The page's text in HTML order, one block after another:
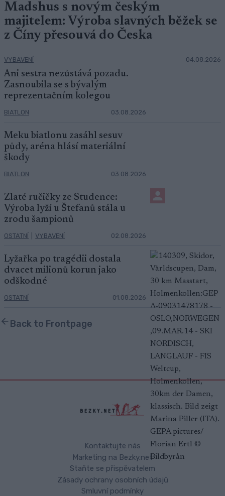
Madshus s novým českým
majitelem: Výroba slavných běžek se
z Číny přesouvá do Česka
VYBAVENÍ 04.08.2026
Ani sestra nezůstává pozadu.
Zasnoubila se s bývalým
reprezentačním kolegou
BIATLON 03.08.2026
Meku biatlonu zasáhl sesuv
půdy, aréna hlásí materiální
škody
BIATLON 03.08.2026
Zlaté ručičky ze Studence:
Výroba lyží u Štefanů stála u
zrodu šampionů
OSTATNÍ VYBAVENÍ 02.08.2026
Lyžařka po tragédii dostala
dvacet milionů korun jako
odškodné
OSTATNÍ 01.08.2026
Back to Frontpage
Kontaktujte nás
Marketing na Bezky.net
Staňte se přispěvatelem
Zásady ochrany osobních údajů
Smluvní podmínky